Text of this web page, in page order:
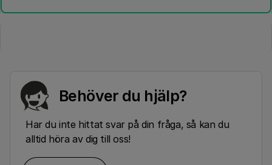
Behöver du hjälp?
Har du inte hittat svar på din fråga, så kan du
alltid höra av dig till oss!